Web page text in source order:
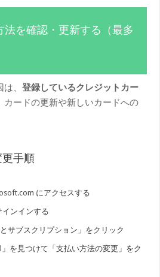
法を確認・更新する（最多
は、登録しているクレジットカー
カードの更新や新しいカードへの
手順
にアクセスする
ンインする
サブスクリプション」をクリック
」を見つけて「支払い方法の変更」をク